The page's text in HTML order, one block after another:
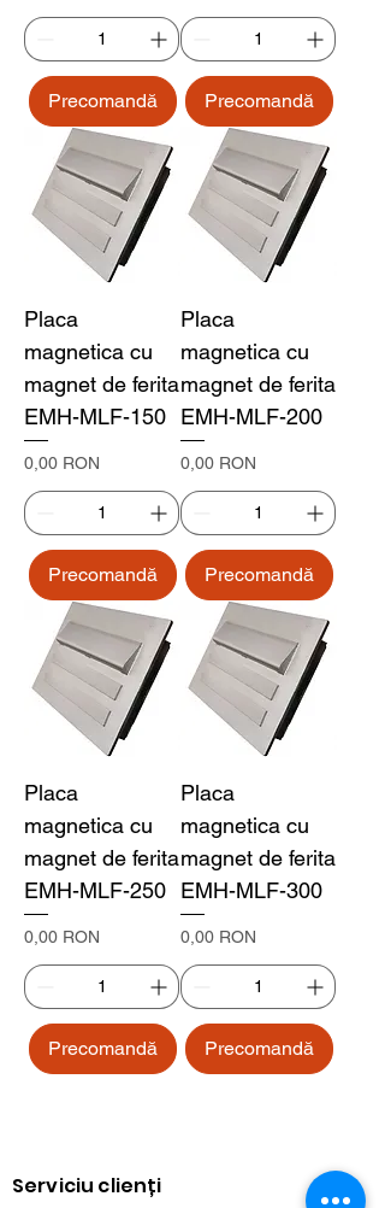
Precomandă Precomandă
Placa
magnetica cu
magnet de ferita
EMH-MLF-150
Preț
0,00 RON
Precomandă
Placa
magnetica cu
magnet de ferita
EMH-MLF-200
Preț
0,00 RON
Precomandă
Placa
magnetica cu
magnet de ferita
EMH-MLF-250
Preț
0,00 RON
Precomandă
Placa
magnetica cu
magnet de ferita
EMH-MLF-300
Preț
0,00 RON
Precomandă
Serviciu clienți